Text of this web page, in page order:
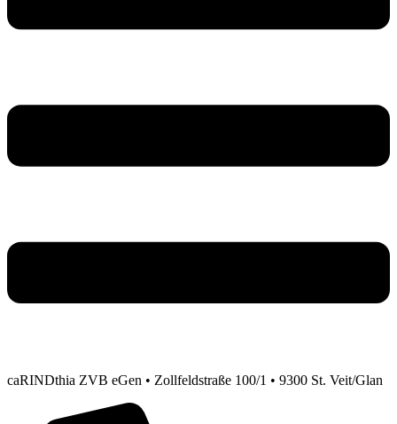
caRINDthia ZVB eGen • Zollfeldstraße 100/1 • 9300 St. Veit/Glan